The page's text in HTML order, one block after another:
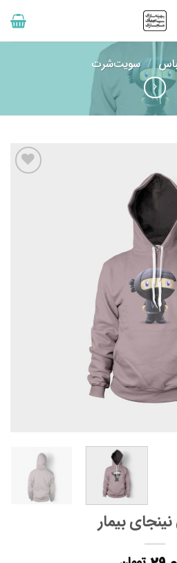
/ سویت‌شرت
بیمار